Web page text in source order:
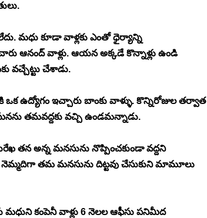
మధు కూడా వాళ్లకు ఎంతో ధైర్యాన్ని
ఆనంద్ వాళ్లు. ఆయన అక్కడే కొన్నాళ్లు ఉండి
వచ్చేట్టు చేశాడు.
ఉద్యోగం ఇచ్చారు బాంకు వాళ్ళు. కొన్నిరోజుల తర్వాత
తమవద్దకు వచ్చి ఉండమన్నాడు.
తన అన్న మనసును నొప్పించకుండా వద్దని
నెమ్మదిగా తమ మనసును దిట్టవు చేసుకుని మామూలు
మధుని కంపెనీ వాళ్లు 6 నెలల ఆఫీసు పనిమీద